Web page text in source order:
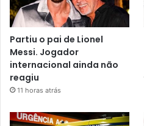
Partiu o pai de Lionel
Messi. Jogador
internacional ainda não
reagiu
11 horas atrás